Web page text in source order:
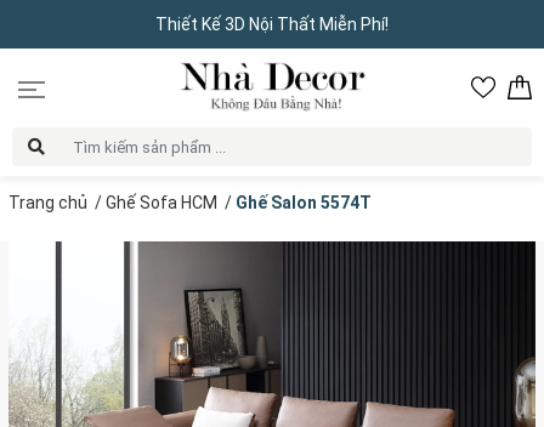
Thiết Kế 3D Nội Thất Miễn Phí!
Trang chủ /Ghế Sofa HCM / Ghế Salon 5574T